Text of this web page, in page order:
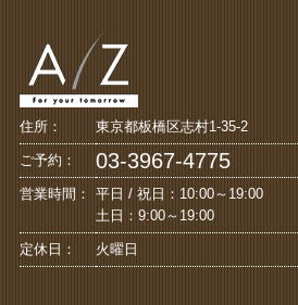
住所： 東京都板橋区志村1-35-2
ご予約： 03-3967-4775
営業時間：
平日 / 祝日：10:00～19:00
土日：9:00～19:00
定休日： 火曜日